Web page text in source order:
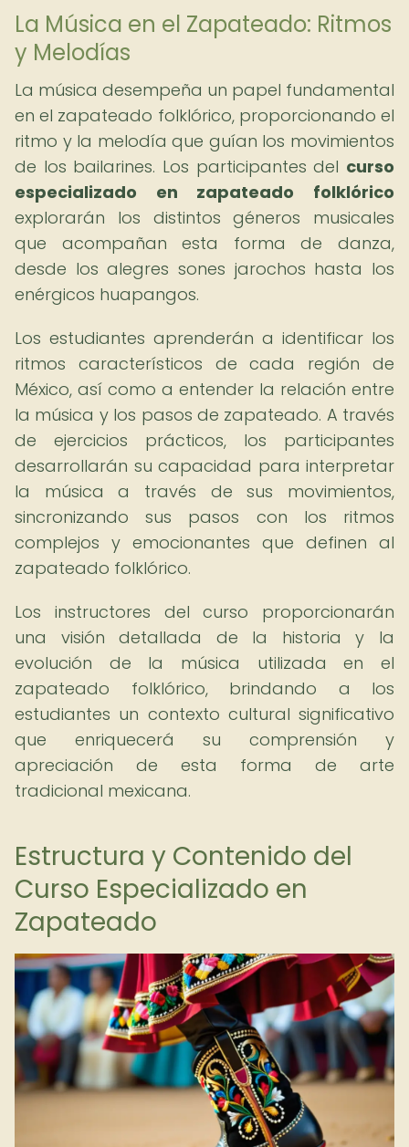
La Música en el Zapateado: Ritmos
y Melodías
La música desempeña un papel fundamental
en el zapateado folklórico, proporcionando el
ritmo y la melodía que guían los movimientos
de los bailarines. Los participantes del curso
especializado en zapateado folklórico
explorarán los distintos géneros musicales
que acompañan esta forma de danza,
desde los alegres sones jarochos hasta los
enérgicos huapangos.
Los estudiantes aprenderán a identificar los
ritmos característicos de cada región de
México, así como a entender la relación entre
la música y los pasos de zapateado. A través
de ejercicios prácticos, los participantes
desarrollarán su capacidad para interpretar
la música a través de sus movimientos,
sincronizando sus pasos con los ritmos
complejos y emocionantes que definen al
zapateado folklórico.
Los instructores del curso proporcionarán
una visión detallada de la historia y la
evolución de la música utilizada en el
zapateado folklórico, brindando a los
estudiantes un contexto cultural significativo
que enriquecerá su comprensión y
apreciación de esta forma de arte
tradicional mexicana.
Estructura y Contenido del
Curso Especializado en
Zapateado